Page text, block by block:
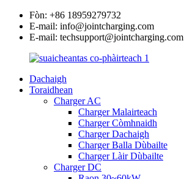
Fòn: +86 18959279732
E-mail: info@jointcharging.com
E-mail: techsupport@jointcharging.com
Dachaigh
Toraidhean
Charger AC
Charger Malairteach
Charger Còmhnaidh
Charger Dachaigh
Charger Balla Dùbailte
Charger Làir Dùbailte
Charger DC